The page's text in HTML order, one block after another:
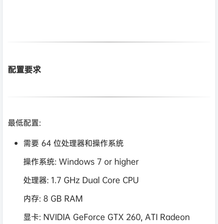
配置要求
最低配置:
需要 64 位处理器和操作系统
操作系统: Windows 7 or higher
处理器: 1.7 GHz Dual Core CPU
内存: 8 GB RAM
显卡: NVIDIA GeForce GTX 260, ATI Radeon